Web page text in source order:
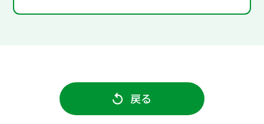
戻る